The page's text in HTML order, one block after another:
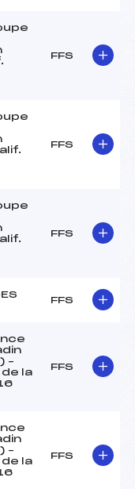
FFS
FFS
FFS
FFS
–
de la
FFS
–
de la
FFS